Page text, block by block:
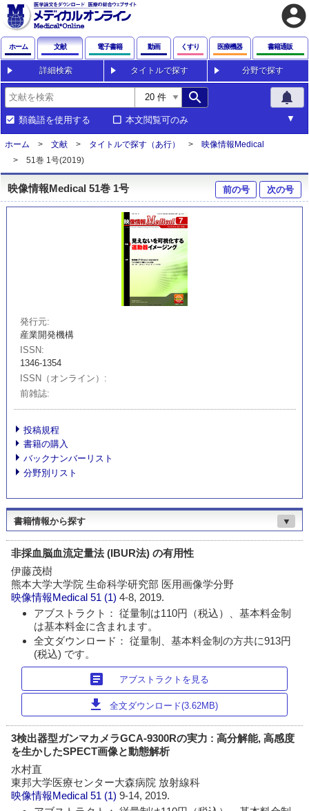
account_circle
ホーム 文献 電子書籍 動画 くすり 医療機器 書籍通販
詳細検索 タイトルで探す 分野で探す
search notifications
類義語を使用する 本文閲覧可のみ
ホーム 文献 タイトルで探す（あ行）
映像情報Medical
51巻 1号(2019)
映像情報Medical 51巻 1号 前の号 次の号
発行元
産業開発機構
ISSN
1346-1354
ISSN（オンライン）
前雑誌
投稿規程
書籍の購入
バックナンバーリスト
分野別リスト
書籍情報から探す ▼
非採血脳血流定量法 (IBUR法) の有用性
伊藤茂樹
熊本大学大学院 生命科学研究部 医用画像学分野
映像情報Medical 51 (1)4-8, 2019.
アブストラクト： 従量制は110円（税込）、基本料金制
は基本料金に含まれます。
全文ダウンロード： 従量制、基本料金制の方共に913円
(税込) です。
article アブストラクトを見る
download 全文ダウンロード(3.62MB)
3検出器型ガンマカメラGCA-9300Rの実力 : 高分解能, 高感度
を生かしたSPECT画像と動態解析
水村直
東邦大学医療センター大森病院 放射線科
映像情報Medical 51 (1)9-14, 2019.